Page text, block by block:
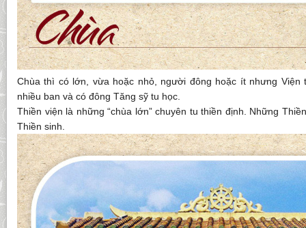
Chùa thì có lớn, vừa hoặc nhỏ, người đông hoặc ít nhưng Viện
nhiều ban và có đông Tăng sỹ tu học.
Thiền viện là những “chùa lớn” chuyên tu thiền định. Những
Thiền sinh.